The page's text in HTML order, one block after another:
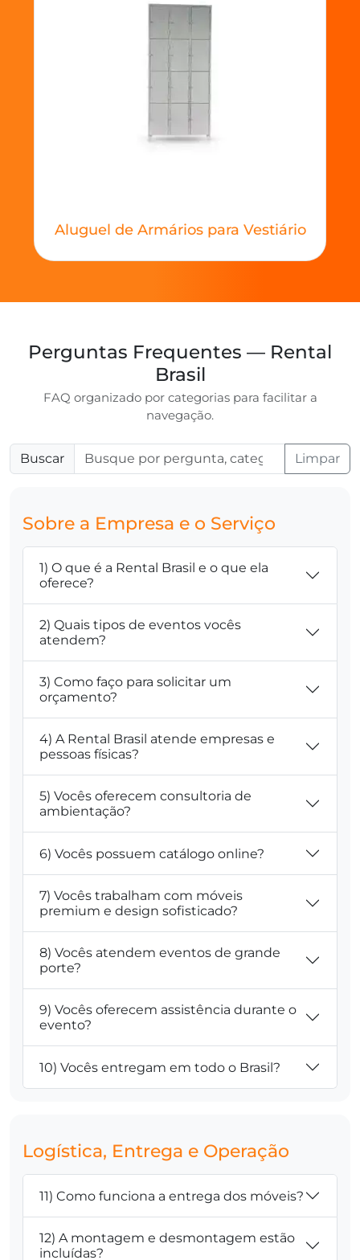
Aluguel de Armários para Vestiário
Perguntas Frequentes — Rental
Brasil
FAQ organizado por categorias para facilitar a
navegação.
Buscar Limpar
Sobre a Empresa e o Serviço
1) O que é a Rental Brasil e o que ela
oferece?
2) Quais tipos de eventos vocês
atendem?
3) Como faço para solicitar um
orçamento?
4) A Rental Brasil atende empresas e
pessoas físicas?
5) Vocês oferecem consultoria de
ambientação?
6) Vocês possuem catálogo online?
7) Vocês trabalham com móveis
premium e design sofisticado?
8) Vocês atendem eventos de grande
porte?
9) Vocês oferecem assistência durante o
evento?
10) Vocês entregam em todo o Brasil?
Logística, Entrega e Operação
11) Como funciona a entrega dos móveis?
12) A montagem e desmontagem estão
incluídas?